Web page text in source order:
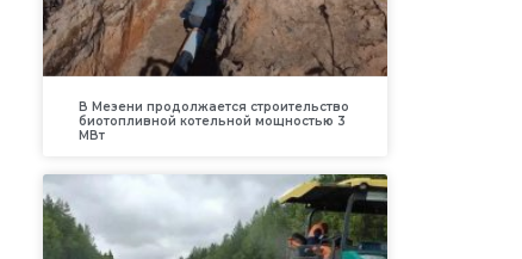
В Мезени продолжается строительство
биотопливной котельной мощностью 3
МВт